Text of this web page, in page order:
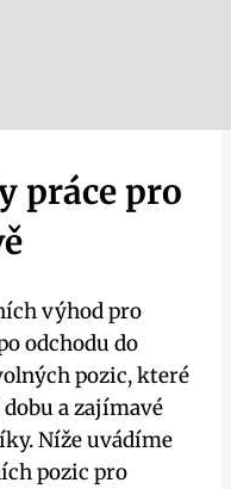
práce pro
výhod pro
odchodu do
pozic, které
a zajímavé
Níže uvádíme
pozic pro